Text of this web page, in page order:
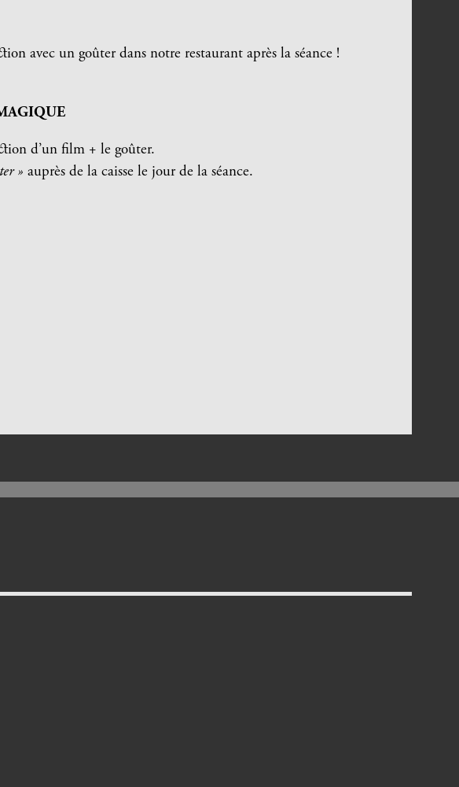
avec un goûter dans notre restaurant après la séance !
d’un film + le goûter.
» auprès de la caisse le jour de la séance.